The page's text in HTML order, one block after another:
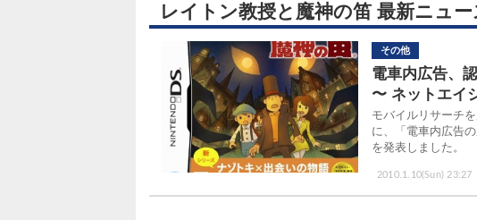
レイトン教授と魔神の笛 最新ニュー
その他
2010.1.10(Sun) 23:27
電車内広告、
〜 ネットエイ
モバイルリサーチ
に、「電車内広告
を発表しました。